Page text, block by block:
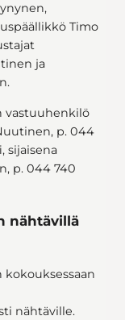
Timo
ja
vastuuhenkilö
p. 044
sijaisena
p. 044 740
nähtävillä
nähtäville.